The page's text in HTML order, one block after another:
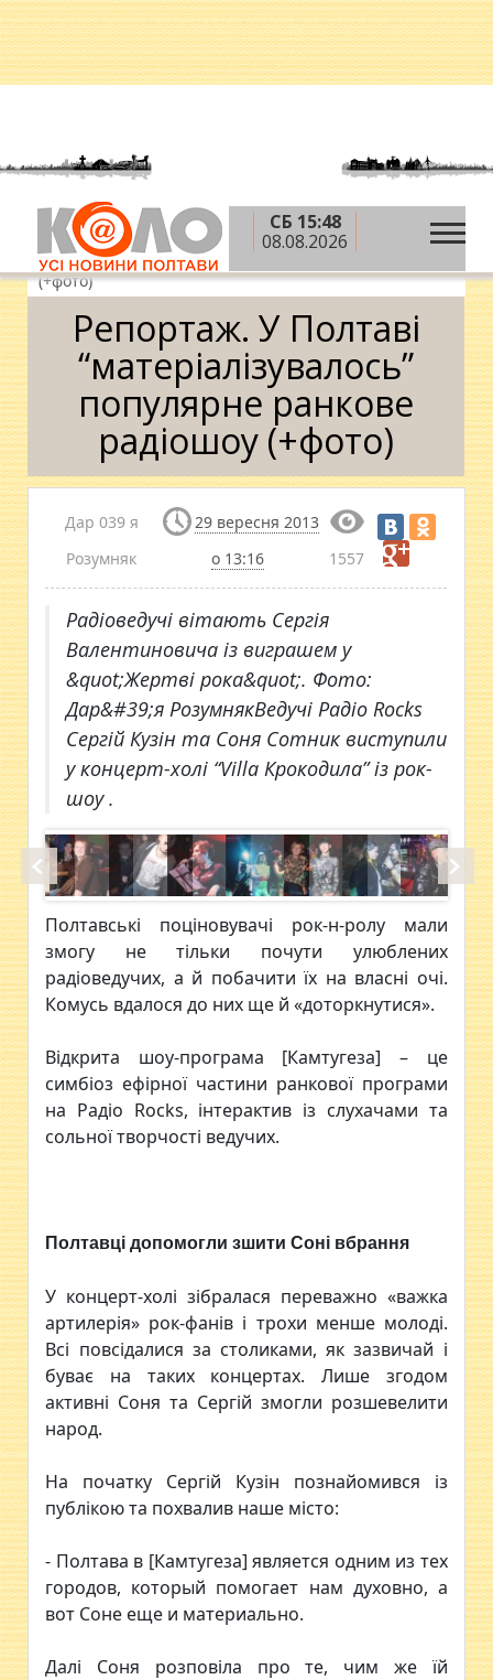
СБ 15:48
08.08.2026
Головна » Новини »
Репортаж. У Полтаві
“матеріалізувалось” популярне ранкове радіошоу
(+фото)
Репортаж. У Полтаві
“матеріалізувалось”
популярне ранкове
радіошоу (+фото)
Дар 039 я
Розумняк
29 вересня 2013
о 13:16
1557
Радіоведучі вітають Сергія
Валентиновича із виграшем у
&quot;Жертві рока&quot;. Фото:
Дар&#39;я РозумнякВедучі Радіо Rocks
Сергій Кузін та Соня Сотник виступили
у концерт-холі “Villa Крокодила” із рок-
шоу .
Полтавські поціновувачі рок-н-ролу мали
змогу не тільки почути улюблених
радіоведучих, а й побачити їх на власні очі.
Комусь вдалося до них ще й «доторкнутися».
Відкрита шоу-програма [Камтугеза] – це
симбіоз ефірної частини ранкової програми
на Радіо Rocks, інтерактив із слухачами та
сольної творчості ведучих.
Полтавці допомогли зшити Соні вбрання
У концерт-холі зібралася переважно «важка
артилерія» рок-фанів і трохи менше молоді.
Всі повсідалися за столиками, як зазвичай і
буває на таких концертах. Лише згодом
активні Соня та Сергій змогли розшевелити
народ.
На початку Сергій Кузін познайомився із
публікою та похвалив наше місто:
- Полтава в [Камтугеза] является одним из тех
городов, который помогает нам духовно, а
вот Соне еще и материально.
Далі Соня розповіла про те, чим же їй